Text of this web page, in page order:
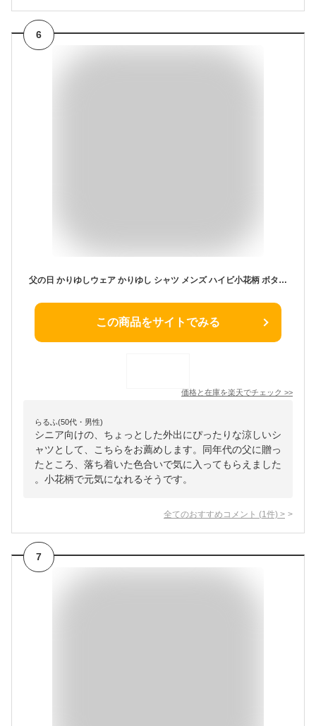
6
父の日 かりゆしウェア かりゆし シャツ メンズ ハイビ小花柄 ボタンダウン 沖縄 アロハシャツ 半袖シャツ 柄シャツ ビジネス リゾート ウエディング 結婚式 男性用 ギフト プレゼント
この商品をサイトでみる
価格と在庫を楽天でチェック >>
らるふ(50代・男性)
シニア向けの、ちょっとした外出にぴったりな涼しいシ
ャツとして、こちらをお薦めします。同年代の父に贈っ
たところ、落ち着いた色合いで気に入ってもらえました
。小花柄で元気になれるそうです。
全てのおすすめコメント (1 件) >
7